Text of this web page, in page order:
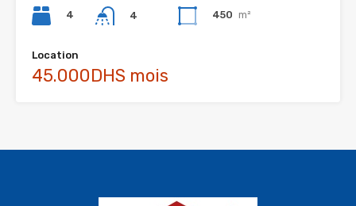
4
4
450 m²
Location
45.000DHS mois